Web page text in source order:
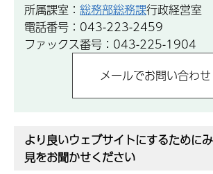
所属課室： 総務部総務課行政経営室
電話番号：043-223-2459
ファックス番号：043-225-1904
より良いウェブサイトにするために
見をお聞かせください